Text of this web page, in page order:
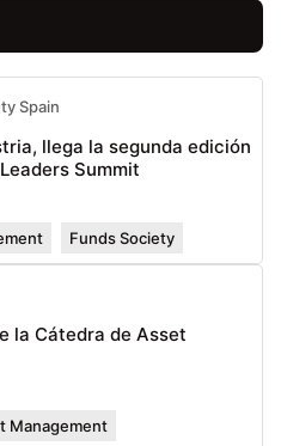
Spain
llega la segunda edición
Summit
Funds Society
la Cátedra de Asset
Management